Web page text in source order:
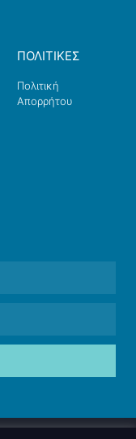
ΠΟΛΙΤΙΚΕΣ
Πολιτική
Απορρήτου